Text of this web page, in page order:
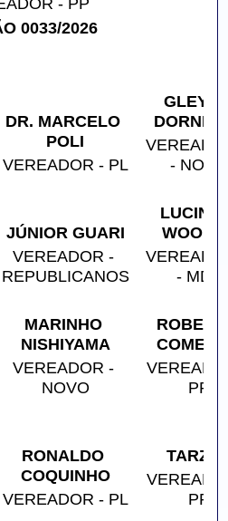
- PP
0033/2026
DR. MARCELO
POLI
VEREADOR - PL
- NOVO
JÚNIOR GUARI
VEREADOR -
REPUBLICANOS
- MDB
MARINHO
NISHIYAMA
VEREADOR -
NOVO
PP
RONALDO
COQUINHO
VEREADOR - PL
PP